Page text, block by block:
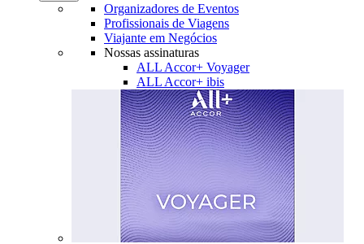
Organizadores de Eventos
Profissionais de Viagens
Viajante em Negócios
Nossas assinaturas
ALL Accor+ Voyager
ALL Accor+ ibis